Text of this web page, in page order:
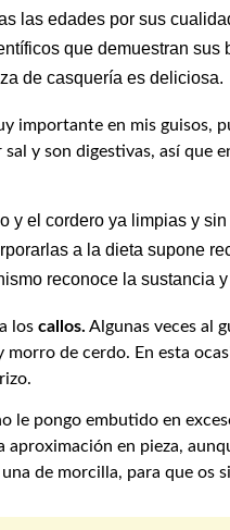
las edades por sus
que demuestran sus
de casquería es deliciosa.
importante en mis guisos,
y son digestivas, así que
y el cordero ya limpias y
a la dieta supone
reconoce la sustancia
los callos. Algunas veces al
de cerdo. En esta
le pongo embutido en
en pieza,
de morcilla, para que os